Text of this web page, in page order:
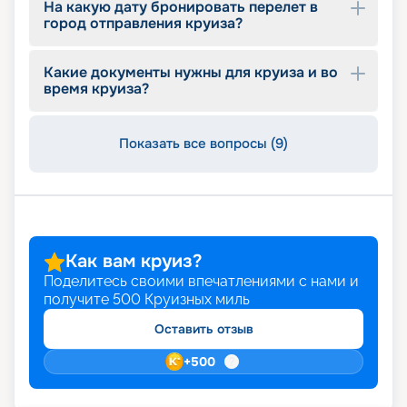
описание маршрутов, расписание отправления
на 2026 - 2027 г., обзор бесплатных услуг,
На какую дату бронировать перелет в
город отправления круиза?
Какие документы нужны для круиза и во
время круиза?
Показать все вопросы (9)
Как вам круиз?
Поделитесь своими впечатлениями с нами и
получите 500 Круизных миль
Оставить отзыв
+500